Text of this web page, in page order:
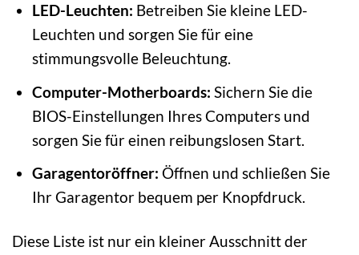
LED-Leuchten: Betreiben Sie kleine LED-
Leuchten und sorgen Sie für eine
stimmungsvolle Beleuchtung.
Computer-Motherboards: Sichern Sie die
BIOS-Einstellungen Ihres Computers und
sorgen Sie für einen reibungslosen Start.
Garagentoröffner: Öffnen und schließen Sie
Ihr Garagentor bequem per Knopfdruck.
Diese Liste ist nur ein kleiner Ausschnitt der